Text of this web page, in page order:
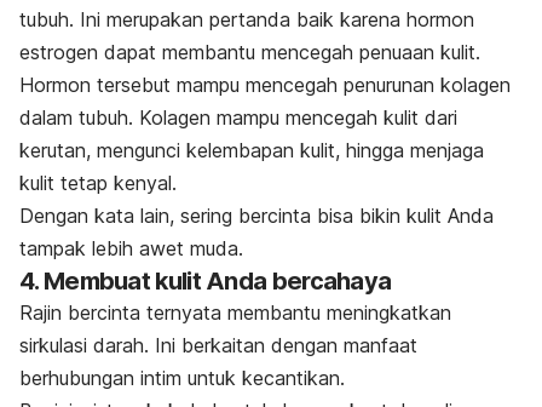
tubuh. Ini merupakan pertanda baik karena hormon
estrogen dapat membantu mencegah penuaan kulit.
Hormon tersebut mampu mencegah penurunan kolagen
dalam tubuh. Kolagen mampu mencegah kulit dari
kerutan, mengunci kelembapan kulit, hingga menjaga
kulit tetap kenyal.
Dengan kata lain, sering bercinta bisa bikin kulit Anda
tampak lebih awet muda.
4. Membuat kulit Anda bercahaya
Rajin bercinta ternyata membantu meningkatkan
sirkulasi darah. Ini berkaitan dengan manfaat
berhubungan intim untuk kecantikan.